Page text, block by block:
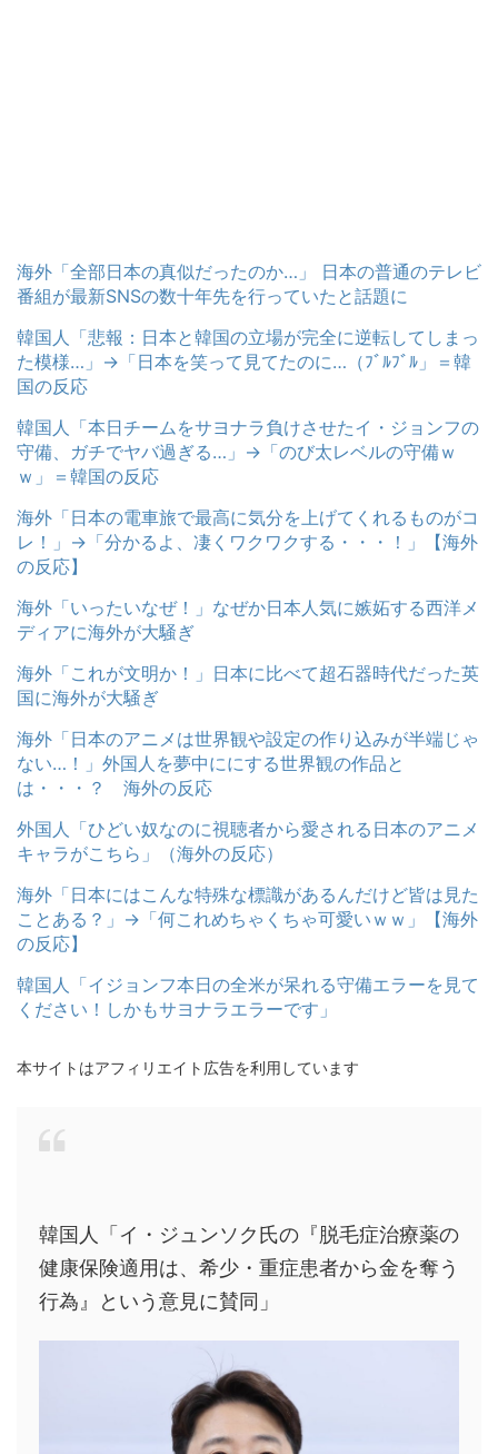
海外「全部日本の真似だったのか…」 日本の普通のテレビ
番組が最新SNSの数十年先を行っていたと話題に
韓国人「悲報：日本と韓国の立場が完全に逆転してしまっ
た模様…」→「日本を笑って見てたのに…（ﾌﾞﾙﾌﾞﾙ」＝韓
国の反応
韓国人「本日チームをサヨナラ負けさせたイ・ジョンフの
守備、ガチでヤバ過ぎる…」→「のび太レベルの守備ｗ
ｗ」＝韓国の反応
海外「日本の電車旅で最高に気分を上げてくれるものがコ
レ！」→「分かるよ、凄くワクワクする・・・！」【海外
の反応】
海外「いったいなぜ！」なぜか日本人気に嫉妬する西洋メ
ディアに海外が大騒ぎ
海外「これが文明か！」日本に比べて超石器時代だった英
国に海外が大騒ぎ
海外「日本のアニメは世界観や設定の作り込みが半端じゃ
ない…！」外国人を夢中ににする世界観の作品と
は・・・？ 海外の反応
外国人「ひどい奴なのに視聴者から愛される日本のアニメ
キャラがこちら」（海外の反応）
海外「日本にはこんな特殊な標識があるんだけど皆は見た
ことある？」→「何これめちゃくちゃ可愛いｗｗ」【海外
の反応】
韓国人「イジョンフ本日の全米が呆れる守備エラーを見て
ください！しかもサヨナラエラーです」
本サイトはアフィリエイト広告を利用しています
韓国人「イ・ジュンソク氏の『脱毛症治療薬の
健康保険適用は、希少・重症患者から金を奪う
行為』という意見に賛同」